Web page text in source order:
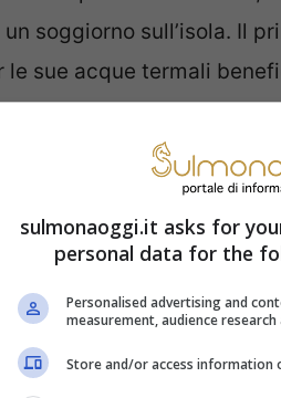
soggiorno sull’isola. Il
sue acque termali
piscine termali,
e godetevi i benefici per
Ischia una
da paesaggi mozzafiato.
viste panoramiche sul
sulmonaoggi.it asks for
personal data for the
Personalised advertising and
measurement, audience
Store and/or access information